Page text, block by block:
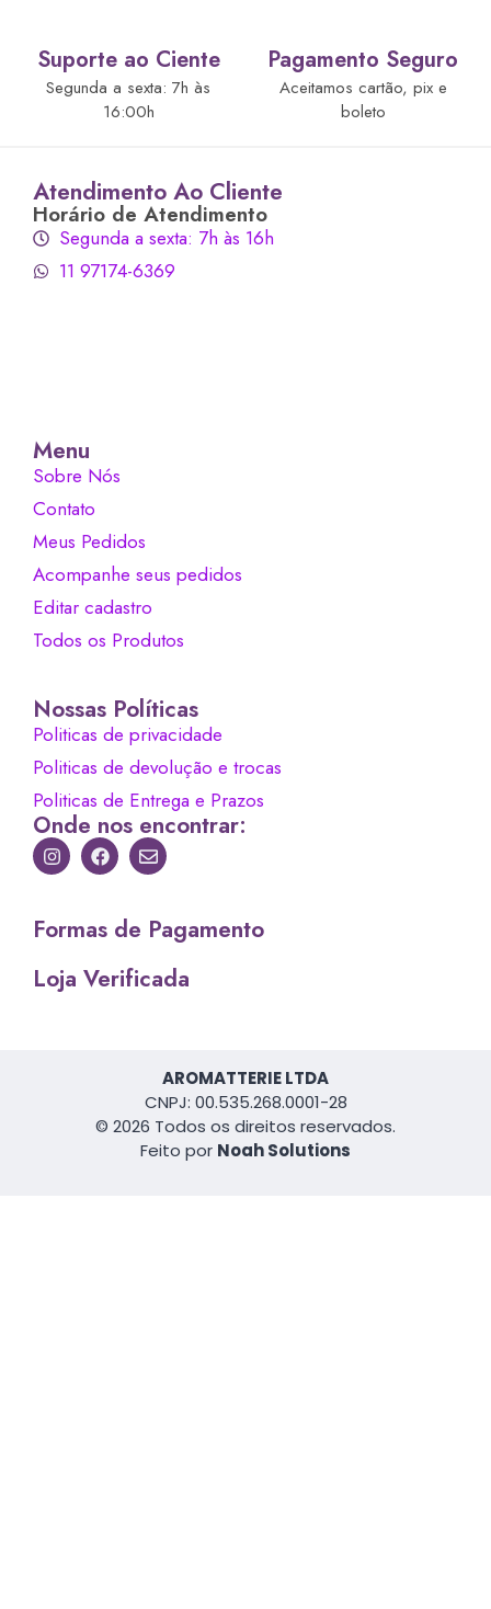
Suporte ao Ciente
Segunda a sexta: 7h às
16:00h
Pagamento Seguro
Aceitamos cartão, pix e
boleto
Atendimento Ao Cliente
Horário de Atendimento
Segunda a sexta: 7h às 16h
11 97174-6369
Menu
Sobre Nós
Contato
Meus Pedidos
Acompanhe seus pedidos
Editar cadastro
Todos os Produtos
Nossas Políticas
Politicas de privacidade
Politicas de devolução e trocas
Politicas de Entrega e Prazos
Onde nos encontrar:
Formas de Pagamento
Loja Verificada
AROMATTERIE LTDA
CNPJ: 00.535.268.0001-28
© 2026 Todos os direitos reservados.
Feito por Noah Solutions